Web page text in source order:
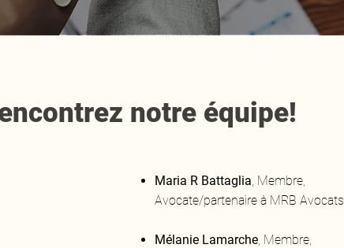
notre équipe!
Maria R Battaglia, Membre,
Avocate/partenaire à MRB Avocats
Mélanie Lamarche, Membre,